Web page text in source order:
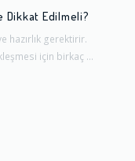
Dikkat Edilmeli?
hazırlık gerektirir.
için birkaç ...